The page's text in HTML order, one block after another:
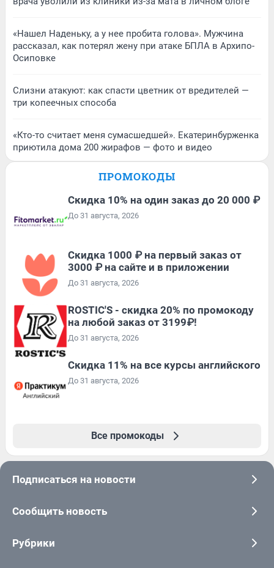
«Нашел Наденьку, а у нее пробита голова». Мужчина
рассказал, как потерял жену при атаке БПЛА в Архипо-
Осиповке
Слизни атакуют: как спасти цветник от вредителей —
три копеечных способа
«Кто-то считает меня сумасшедшей». Екатеринбурженка
приютила дома 200 жирафов — фото и видео
ПРОМОКОДЫ
Скидка 10% на один заказ до 20 000 ₽
До 31 августа, 2026
Скидка 1000 ₽ на первый заказ от
3000 ₽ на сайте и в приложении
До 31 августа, 2026
ROSTIC'S - скидка 20% по промокоду
на любой заказ от 3199₽!
До 31 августа, 2026
Скидка 11% на все курсы английского
До 31 августа, 2026
Все промокоды
Подписаться на новости
Сообщить новость
Рубрики